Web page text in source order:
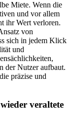
Miete. Wenn die
und vor allem
ihr Wert verloren.
von
sich in jedem Klick
und
der Nutzer aufbaut.
präzise und
veraltete